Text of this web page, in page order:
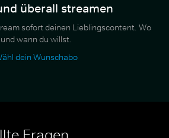
überall streamen
sofort deinen Lieblingscontent. Wo
und wann du willst.
dein Wunschabo